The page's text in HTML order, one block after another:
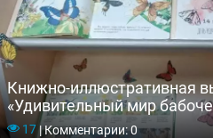
Книжно-иллюстративная
«Удивительный мир
17 |Комментарии: 0